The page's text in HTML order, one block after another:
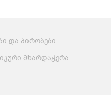
სასმელები
და პირობები
მხარდაჭერა